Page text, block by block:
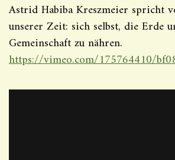
Astrid Habiba Kreszmeier spricht
unserer Zeit: sich selbst, die Erde
Gemeinschaft zu nähren.
https://vimeo.com/175764410/